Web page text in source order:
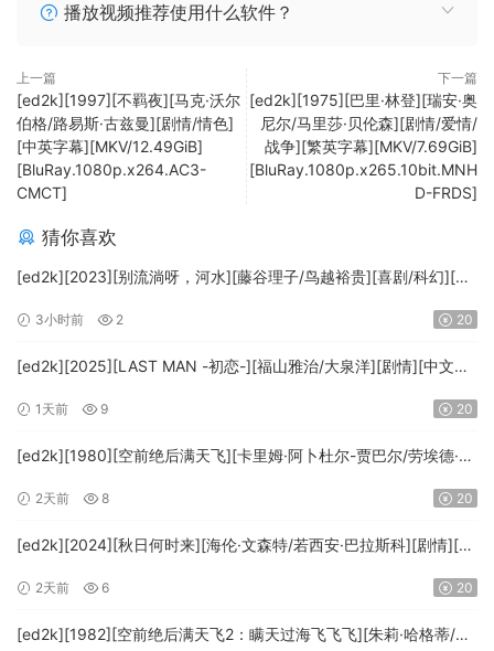
播放视频推荐使用什么软件？
上一篇
[ed2k][1997][不羁夜][马克·沃尔
伯格/路易斯·古兹曼][剧情/情色]
[中英字幕][MKV/12.49GiB]
[BluRay.1080p.x264.AC3-
CMCT]
下一篇
[ed2k][1975][巴里·林登][瑞安·奥
尼尔/马里莎·贝伦森][剧情/爱情/
战争][繁英字幕][MKV/7.69GiB]
[BluRay.1080p.x265.10bit.MNH
D-FRDS]
猜你喜欢
[ed2k][2023][别流淌呀，河水][藤谷理子/鸟越裕贵][喜剧/科幻][中
3小时前 2 20
[ed2k][2025][LAST MAN -初恋-][福山雅治/大泉洋][剧情][中文字
1天前 9 20
[ed2k][1980][空前绝后满天飞][卡里姆·阿卜杜尔-贾巴尔/劳埃德·布
HD.MA5.1.x265.10bit-BeiTai]
2天前 8 20
[ed2k][2024][秋日何时来][海伦·文森特/若西安·巴拉斯科][剧情][中
FRDS]
2天前 6 20
[ed2k][1982][空前绝后满天飞2：瞒天过海飞飞飞][朱莉·哈格蒂/罗